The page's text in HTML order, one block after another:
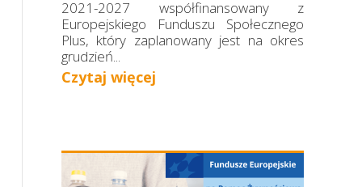
2021-2027 współfinansowany z
Europejskiego Funduszu Społecznego
Plus, który zaplanowany jest na okres
grudzień...
Czytaj więcej